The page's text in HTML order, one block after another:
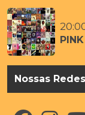
Nossas